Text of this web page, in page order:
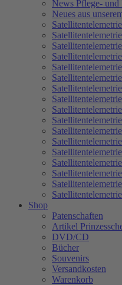
News Pflege- und
Neues aus
Shop
Patenschaften
Artikel
DVD/CD
Bücher
Souvenirs
Versandkosten
Warenkorb